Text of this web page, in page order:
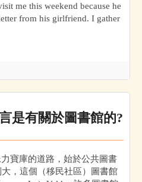
me this weekend because he
from his girlfriend. I gather
是有關於圖書館的?
寶庫的道路，始於公共圖書
，這個（移民社區）圖書館